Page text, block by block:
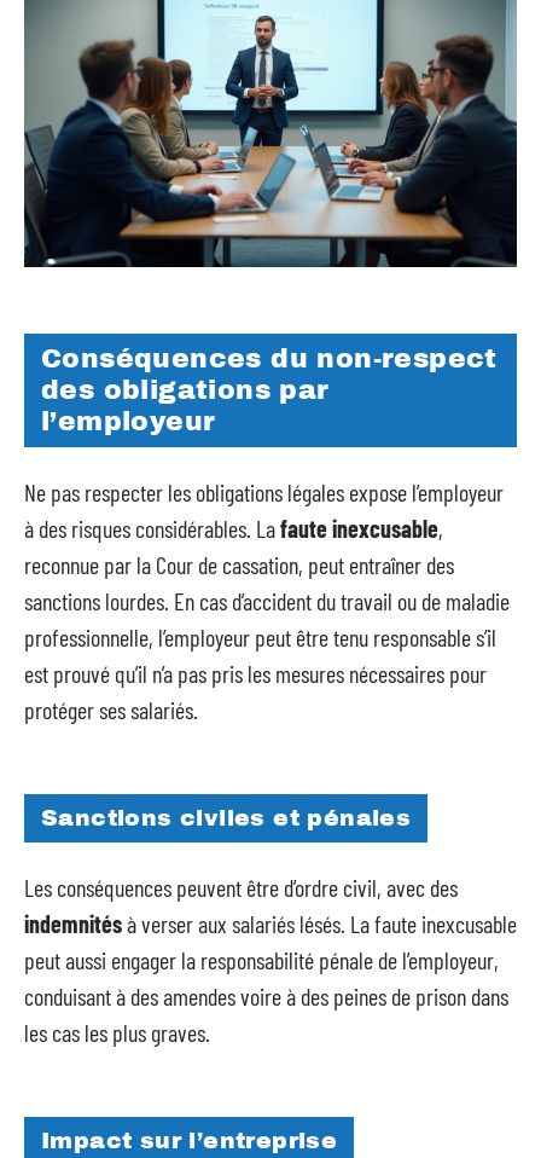
Conséquences du non-respect
des obligations par
l’employeur
Ne pas respecter les obligations légales expose l’employeur
à des risques considérables. Lafaute inexcusable,
reconnue par la Cour de cassation, peut entraîner des
sanctions lourdes. En cas d’accident du travail ou de maladie
professionnelle, l’employeur peut être tenu responsable s’il
est prouvé qu’il n’a pas pris les mesures nécessaires pour
protéger ses salariés.
Sanctions civiles et pénales
Les conséquences peuvent être d’ordre civil, avec des
indemnitésà verser aux salariés lésés. La faute inexcusable
peut aussi engager la responsabilité pénale de l’employeur,
conduisant à des amendes voire à des peines de prison dans
les cas les plus graves.
Impact sur l’entreprise